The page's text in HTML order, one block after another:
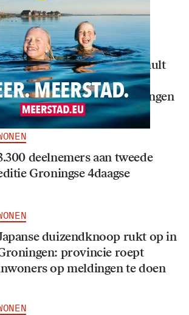
artikelen
creatief centrum Tumult
klaar: opening eind
in hart van Groningen
deelnemers aan tweede
Groningse 4daagse
duizendknoop rukt op in
provincie roept
op meldingen te doen